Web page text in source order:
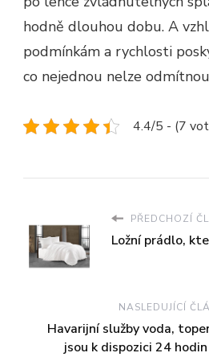
hodně dlouhou dobu. A
podmínkám a rychlosti
co nejednou nelze
4.4/5 - (7
PŘEDCHOZÍ
Ložní prádlo,
NASLEDUJÍCÍ
Havarijní služby voda,
jsou k dispozici 24